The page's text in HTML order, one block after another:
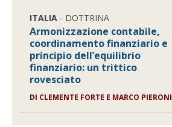
ITALIA - DOTTRINA
Armonizzazione contabile,
coordinamento finanziario e
principio dell’equilibrio
finanziario: un trittico
rovesciato
DI CLEMENTE FORTE E MARCO PIERONI